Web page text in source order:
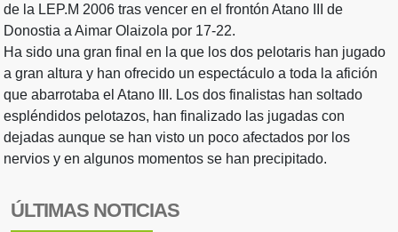
de la LEP.M 2006 tras vencer en el frontón Atano III de
Donostia a Aimar Olaizola por 17-22.
Ha sido una gran final en la que los dos pelotaris han jugado
a gran altura y han ofrecido un espectáculo a toda la afición
que abarrotaba el Atano III. Los dos finalistas han soltado
espléndidos pelotazos, han finalizado las jugadas con
dejadas aunque se han visto un poco afectados por los
nervios y en algunos momentos se han precipitado.
ÚLTIMAS NOTICIAS